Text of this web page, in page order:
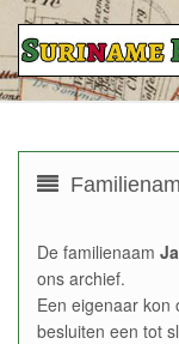
De familienaam
ons archief.
Een eigenaar kon
besluiten een tot